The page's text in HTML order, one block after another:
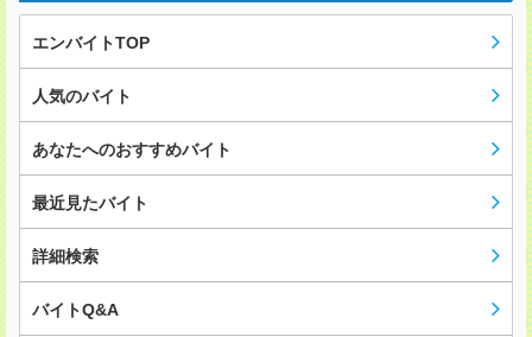
エンバイトTOP
人気のバイト
あなたへのおすすめバイト
最近見たバイト
詳細検索
バイトQ&A